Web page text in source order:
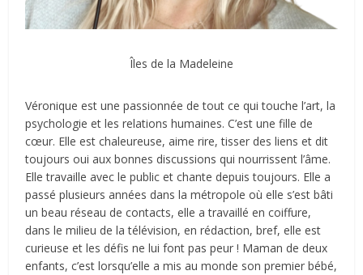
Îles de la Madeleine
Véronique est une passionnée de tout ce qui touche l’art, la
psychologie et les relations humaines. C’est une fille de
cœur. Elle est chaleureuse, aime rire, tisser des liens et dit
toujours oui aux bonnes discussions qui nourrissent l’âme.
Elle travaille avec le public et chante depuis toujours. Elle a
passé plusieurs années dans la métropole où elle s’est bâti
un beau réseau de contacts, elle a travaillé en coiffure,
dans le milieu de la télévision, en rédaction, bref, elle est
curieuse et les défis ne lui font pas peur ! Maman de deux
enfants, c’est lorsqu’elle a mis au monde son premier bébé,